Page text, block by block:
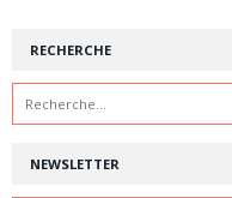
NEWSLETTER
RECHERCHE